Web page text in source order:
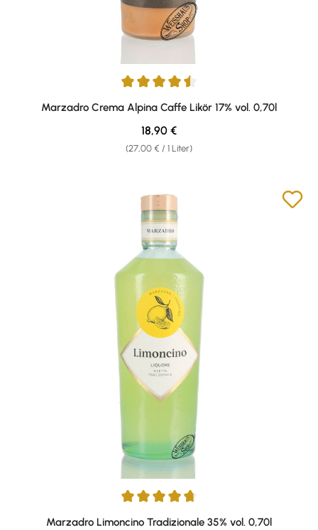
Durchschnittliche Bewertung von 4.38 von 5 Sternen
Marzadro Crema Alpina Caffe Likör 17% vol. 0,70l
(27,00 € / 1 Liter)
Regulärer Preis:
18,90 €
Durchschnittliche Bewertung von 4.75 von 5 Sternen
Marzadro Limoncino Tradizionale 35% vol. 0,70l